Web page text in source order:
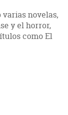
novelas,
y el horror,
como El